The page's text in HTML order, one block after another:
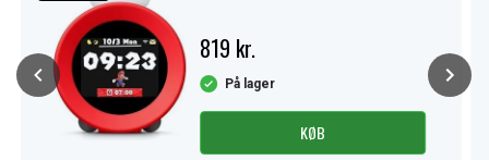
819 kr.
På lager
KØB